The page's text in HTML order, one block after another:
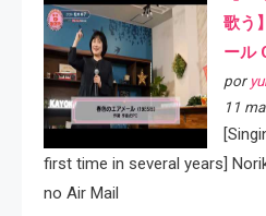
歌う
ール
por
11
first time in several years]
no Air Mail